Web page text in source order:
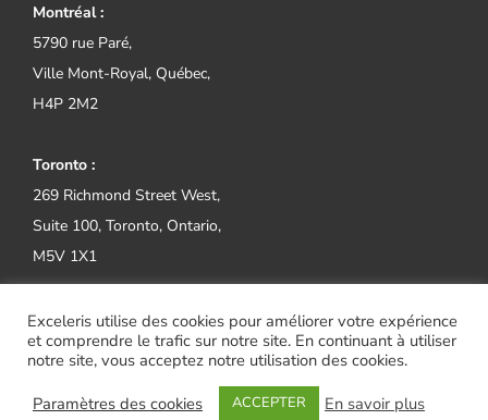
Montréal :
5790 rue Paré,
Ville Mont-Royal, Québec,
H4P 2M2
Toronto :
269 Richmond Street West,
Suite 100, Toronto, Ontario,
M5V 1X1
Tel: (514) 800-2552
Exceleris utilise des cookies pour améliorer votre expérience
et comprendre le trafic sur notre site. En continuant à utiliser
notre site, vous acceptez notre utilisation des cookies.
Paramètres des cookies
ACCEPTER En savoir plus